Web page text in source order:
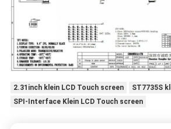
2.31inch klein LCD Touch screen
ST7735S
SPI-Interface Klein LCD Touch screen